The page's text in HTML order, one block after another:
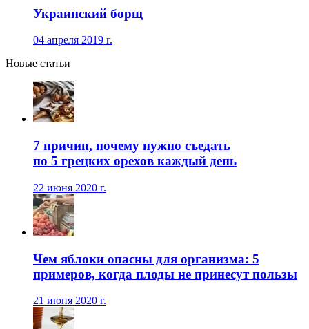
Украинский борщ
04 апреля 2019 г.
Новые статьи
7 причин, почему нужно съедать
по 5 грецких орехов каждый день
22 июня 2020 г.
Чем яблоки опасны для организма: 5
примеров, когда плоды не принесут пользы
21 июня 2020 г.